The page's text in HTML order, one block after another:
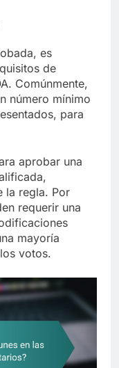
es
de
Comúnmente,
número mínimo
para
aprobar una
la regla. Por
requerir una
mayoría
votos.